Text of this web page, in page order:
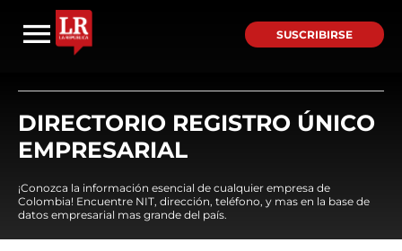
SUSCRIBIRSE
DIRECTORIO REGISTRO ÚNICO
EMPRESARIAL
¡Conozca la información esencial de cualquier empresa de
Colombia! Encuentre NIT, dirección, teléfono, y mas en la base de
datos empresarial mas grande del país.